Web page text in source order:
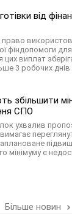
від
фіндопомоги
виплат
3 робочих днів
збільшити
СПО
ухвалив
мінімуму є
Більше новин